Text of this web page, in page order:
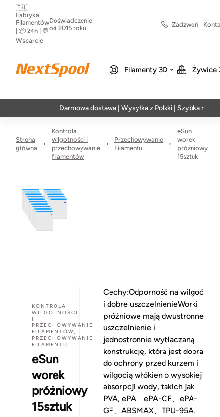
🇵🇱
Fabryka
Filamentów
| 📦 24h | 💬
Wsparcie
Doświadczenie
od 2015 roku
Zadzwoń
Filamenty 3D Żywice
Darmowa dostawa | Wysyłka z Polski | Szybka realizacja
Strona
główna
Kontrola
wilgotności i
przechowywanie
filamentów
Przechowywanie
Filamentu
eSun
worek
próżniowy
15sztuk
KONTROLA
WILGOTNOŚCI
I
PRZECHOWYWANIE
FILAMENTÓW,
PRZECHOWYWANIE
FILAMENTU
eSun
worek
próżniowy
15sztuk
Cechy:Odporność na wilgoć
i dobre uszczelnienieWorki
próżniowe mają dwustronne
uszczelnienie i
jednostronnie wytłaczaną
konstrukcję, która jest dobra
do ochrony przed kurzem i
wilgocią włókien o wysokiej
absorpcji wody, takich jak
PVA, ePA、ePA-CF、ePA-
GF、ABSMAX、TPU-95A.